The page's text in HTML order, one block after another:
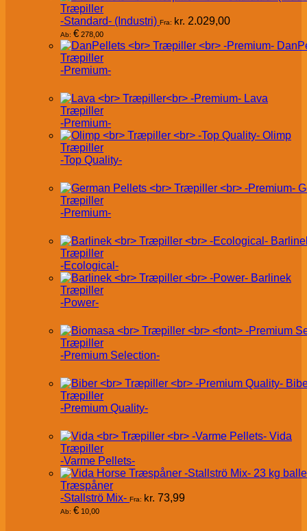
Træpiller
-Standard- (Industri) Fra: kr. 2.029,00
Ab: € 278,00
Træpiller
-Premium-
Lava
Træpiller
-Premium-
Olimp
Træpiller
-Top Quality-
Træpiller
-Premium-
Træpiller
-Ecological-
Barlinek
Træpiller
-Power-
Træpiller
-Premium Selection-
Træpiller
-Premium Quality-
Vida
Træpiller
-Varme Pellets-
Træspåner
-Stallströ Mix- Fra: kr. 73,99
Ab: € 10,00